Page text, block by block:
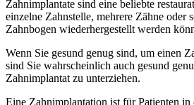
Zahnimplantate sind eine beliebte
einzelne Zahnstelle, mehrere Zähne oder
Zahnbogen wiederhergestellt werden
Wenn Sie gesund genug sind, um einen
sind Sie wahrscheinlich auch gesund
Zahnimplantat zu unterziehen.
Eine Zahnimplantation ist für Patienten